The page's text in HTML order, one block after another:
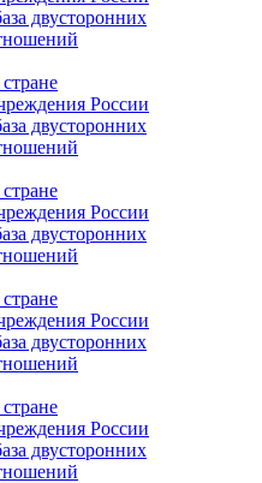
двусторонних
России
двусторонних
России
двусторонних
России
двусторонних
России
двусторонних